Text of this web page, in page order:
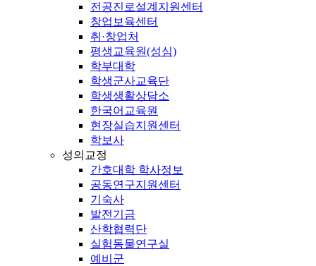
전공진로설계지원센터
창업보육센터
취·창업처
평생교육원(성심)
학부대학
학생군사교육단
학생생활상담소
한국어교육원
현장실습지원센터
학보사
성의교정
간호대학 학사정보
공동연구지원센터
기숙사
발전기금
산학협력단
실험동물연구실
예비군